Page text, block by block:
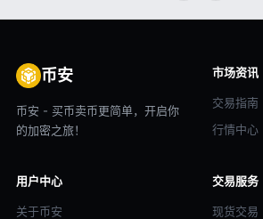
币安
币安 - 买币卖币更简单，开启你
的加密之旅！
市场资讯
交易指南
行情中心
用户中心
关于币安
交易服务
现货交易